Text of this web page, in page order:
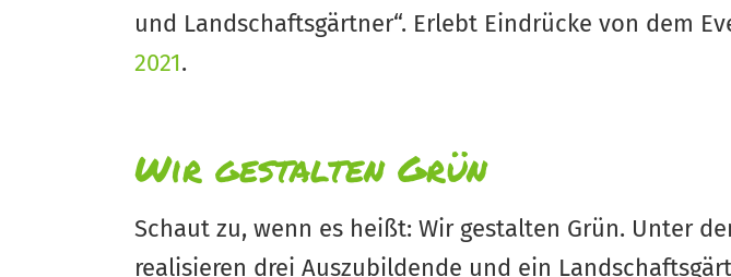
und Landschaftsgärtner“. Erlebt Eindrücke von dem
2021.
Wir gestalten Grün
Schaut zu, wenn es heißt: Wir gestalten Grün. Unter
realisieren drei Auszubildende und ein